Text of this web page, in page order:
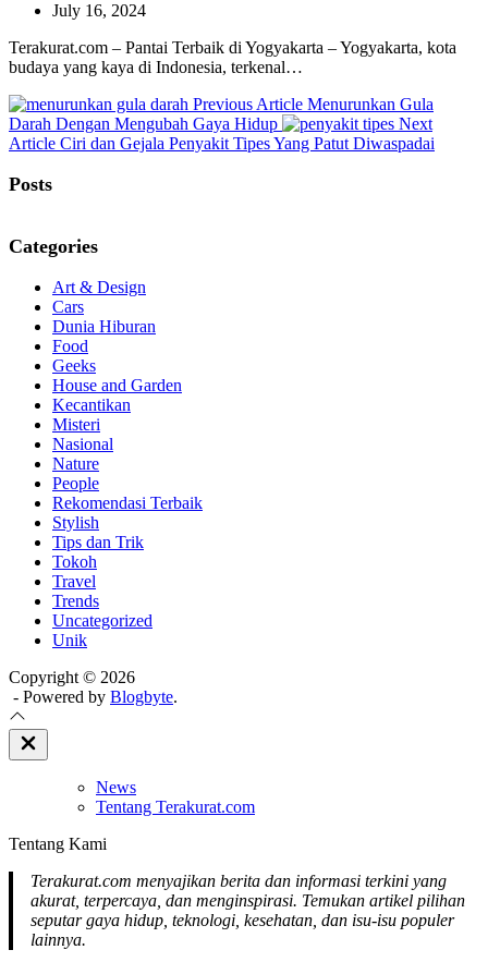
July 16, 2024
Terakurat.com – Pantai Terbaik di Yogyakarta – Yogyakarta, kota
budaya yang kaya di Indonesia, terkenal…
Previous Article Previous
Post:
Menurunkan Gula
Darah Dengan Mengubah Gaya Hidup
Next
Article Next
Ciri dan Gejala Penyakit Tipes Yang Patut Diwaspadai
Posts
Categories
Art & Design
Cars
Dunia Hiburan
Food
Geeks
House and Garden
Kecantikan
Misteri
Nasional
Nature
People
Rekomendasi Terbaik
Stylish
Tips dan Trik
Tokoh
Travel
Trends
Uncategorized
Unik
Copyright © 2026
- Powered by Blogbyte.
Close
Off
News
Tentang Terakurat.com
Tentang Kami
Terakurat.com menyajikan berita dan informasi terkini yang
akurat, terpercaya, dan menginspirasi. Temukan artikel pilihan
seputar gaya hidup, teknologi, kesehatan, dan isu-isu populer
lainnya.